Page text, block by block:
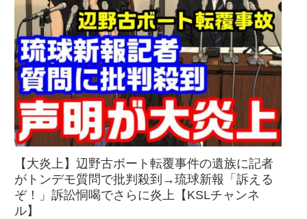
【大炎上】辺野古ボート転覆事件の遺族に記者
がトンデモ質問で批判殺到→琉球新報「訴える
ぞ！」訴訟恫喝でさらに炎上【KSLチャンネ
ル】